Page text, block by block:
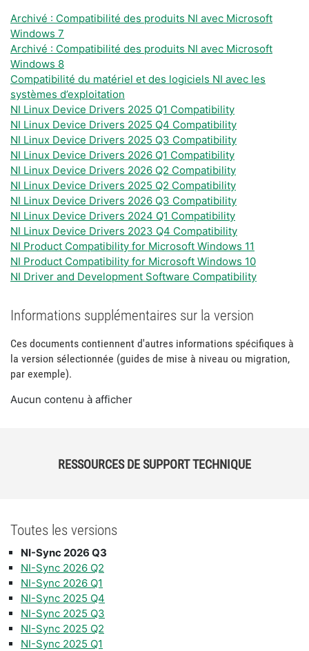
Archivé : Compatibilité des produits NI avec Microsoft
Windows 7
Archivé : Compatibilité des produits NI avec Microsoft
Windows 8
Compatibilité du matériel et des logiciels NI avec les
systèmes d’exploitation
NI Linux Device Drivers 2025 Q1 Compatibility
NI Linux Device Drivers 2025 Q4 Compatibility
NI Linux Device Drivers 2025 Q3 Compatibility
NI Linux Device Drivers 2026 Q1 Compatibility
NI Linux Device Drivers 2026 Q2 Compatibility
NI Linux Device Drivers 2025 Q2 Compatibility
NI Linux Device Drivers 2026 Q3 Compatibility
NI Linux Device Drivers 2024 Q1 Compatibility
NI Linux Device Drivers 2023 Q4 Compatibility
NI Product Compatibility for Microsoft Windows 11
NI Product Compatibility for Microsoft Windows 10
NI Driver and Development Software Compatibility
Informations supplémentaires sur la version
Ces documents contiennent d'autres informations spécifiques à
la version sélectionnée (guides de mise à niveau ou migration,
par exemple).
Aucun contenu à afficher
RESSOURCES DE SUPPORT TECHNIQUE
Toutes les versions
NI-Sync 2026 Q3
NI-Sync 2026 Q2
NI-Sync 2026 Q1
NI-Sync 2025 Q4
NI-Sync 2025 Q3
NI-Sync 2025 Q2
NI-Sync 2025 Q1